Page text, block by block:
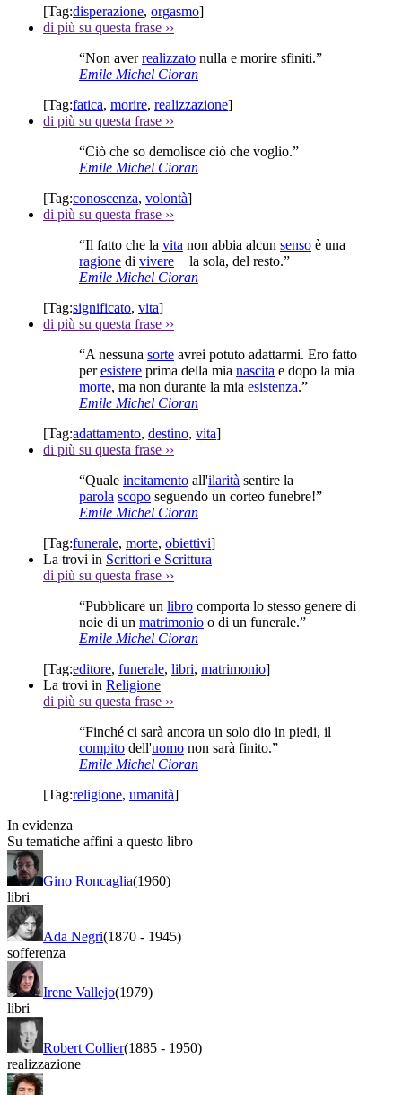
[Tag:disperazione, orgasmo]
di più su questa frase ››
“Non averrealizzato nulla e morire sfiniti.”
Emile Michel Cioran
[Tag:fatica, morire, realizzazione]
di più su questa frase ››
“Ciò che so demolisce ciò che voglio.”
Emile Michel Cioran
[Tag:conoscenza, volontà]
di più su questa frase ››
“Il fatto che la vita non abbia alcun senso è una
ragione di vivere − la sola, del resto.”
Emile Michel Cioran
[Tag:significato, vita]
di più su questa frase ››
“A nessuna sorte avrei potuto adattarmi. Ero fatto
peresistere prima della mia nascita e dopo la mia
morte, ma non durante la mia esistenza.”
Emile Michel Cioran
[Tag:adattamento, destino, vita]
di più su questa frase ››
“Quale incitamento all'ilarità sentire la
parola scopo seguendo un corteo funebre!”
Emile Michel Cioran
[Tag:funerale, morte, obiettivi]
La trovi in Scrittori e Scrittura
di più su questa frase ››
“Pubblicare un libro comporta lo stesso genere di
noie di un matrimonio o di un funerale.”
Emile Michel Cioran
[Tag:editore, funerale, libri, matrimonio]
La trovi in Religione
di più su questa frase ››
“Finché ci sarà ancora un solo dio in piedi, il
compito dell'uomo non sarà finito.”
Emile Michel Cioran
[Tag:religione, umanità]
In evidenza
Su tematiche affini a questo libro
Gino Roncaglia(1960)
libri
Ada Negri(1870 - 1945)
sofferenza
Irene Vallejo(1979)
libri
Robert Collier(1885 - 1950)
realizzazione